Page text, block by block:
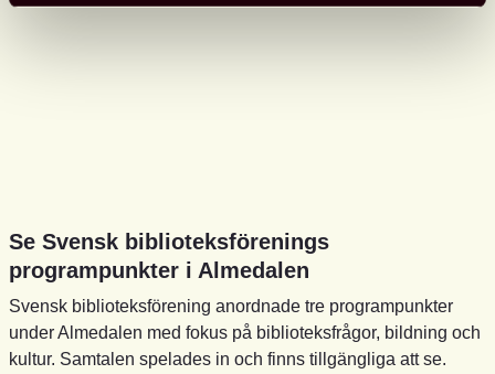
Se Svensk biblioteksförenings
programpunkter i Almedalen
Svensk biblioteksförening anordnade tre programpunkter
under Almedalen med fokus på biblioteksfrågor, bildning och
kultur. Samtalen spelades in och finns tillgängliga att se.